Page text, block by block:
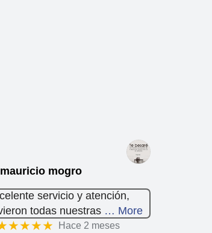
mauricio mogro
servicio y atención,
todas nuestras … More
Hace 2 meses